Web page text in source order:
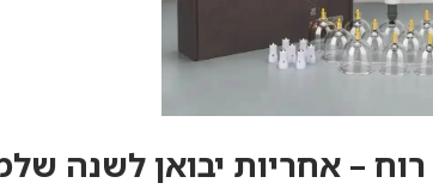
רוח – אחריות יבואן לשנה